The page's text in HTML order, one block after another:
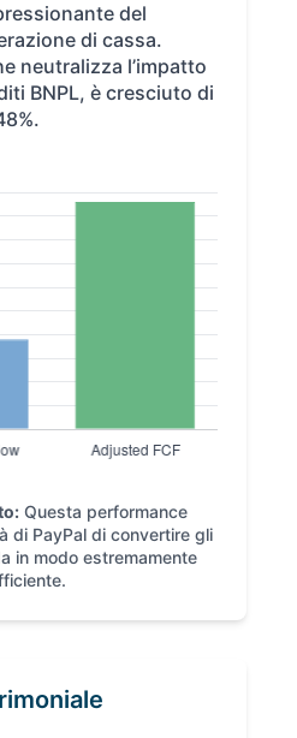
del
di cassa.
neutralizza l’impatto
BNPL, è cresciuto di
Questa performance
di PayPal di convertire gli
in modo estremamente